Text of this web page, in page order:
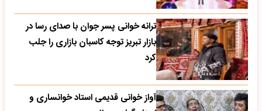
ترانه خوانی پسر جوان با صدای رسا در
بازار تبریز توجه کاسبان بازاری را جلب
کرد
آواز خوانی قدیمی استاد خوانساری و